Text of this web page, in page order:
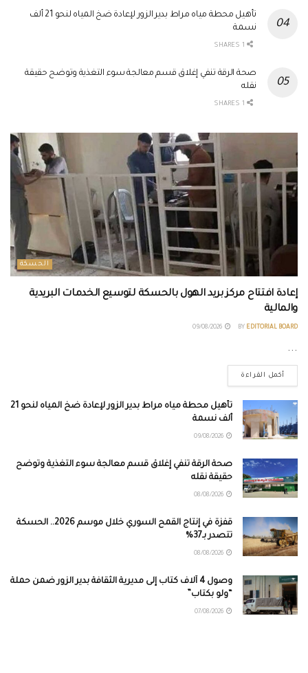
تأهيل محطة مياه مراط بدير الزور لإعادة ضخ المياه لنحو 21 ألف
نسمة
صحة الرقة تنفي إغلاق قسم معالجة سوء التغذية وتوضح حقيقة
نقله
الحسكة
إعادة افتتاح مركز بريد الهول بالحسكة لتوسيع الخدمات البريدية
والمالية
BY EDITORIAL BOARD
...
أكمل القراءة
تأهيل محطة مياه مراط بدير الزور لإعادة ضخ المياه لنحو 21
ألف نسمة
صحة الرقة تنفي إغلاق قسم معالجة سوء التغذية وتوضح
حقيقة نقله
قفزة في إنتاج القمح السوري خلال موسم 2026.. الحسكة
تتصدر بـ37%
وصول 4 آلاف كتاب إلى مديرية الثقافة بدير الزور ضمن حملة
“ولو بكتاب”